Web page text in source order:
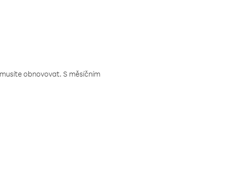
obnovovat. S měsíčním